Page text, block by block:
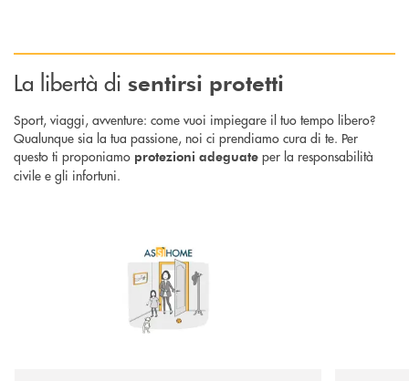
La libertà di sentirsi protetti
Sport, viaggi, avventure: come vuoi impiegare il tuo tempo libero?
Qualunque sia la tua passione, noi ci prendiamo cura di te. Per
questo ti proponiamo protezioni adeguate per la responsabilità
civile e gli infortuni.